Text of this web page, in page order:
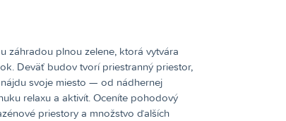
záhradou plnou zelene, ktorá vytvára
Deväť budov tvorí priestranný priestor,
svoje miesto — od nádhernej
relaxu a aktivít. Oceníte pohodový
priestory a množstvo ďalších